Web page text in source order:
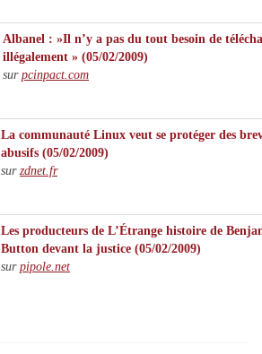
Albanel : »Il n’y a pas du tout besoin de
illégalement » (05/02/2009)
sur pcinpact.com
La communauté Linux veut se protéger des
abusifs (05/02/2009)
sur zdnet.fr
Les producteurs de L’Étrange histoire de
Button devant la justice (05/02/2009)
sur pipole.net